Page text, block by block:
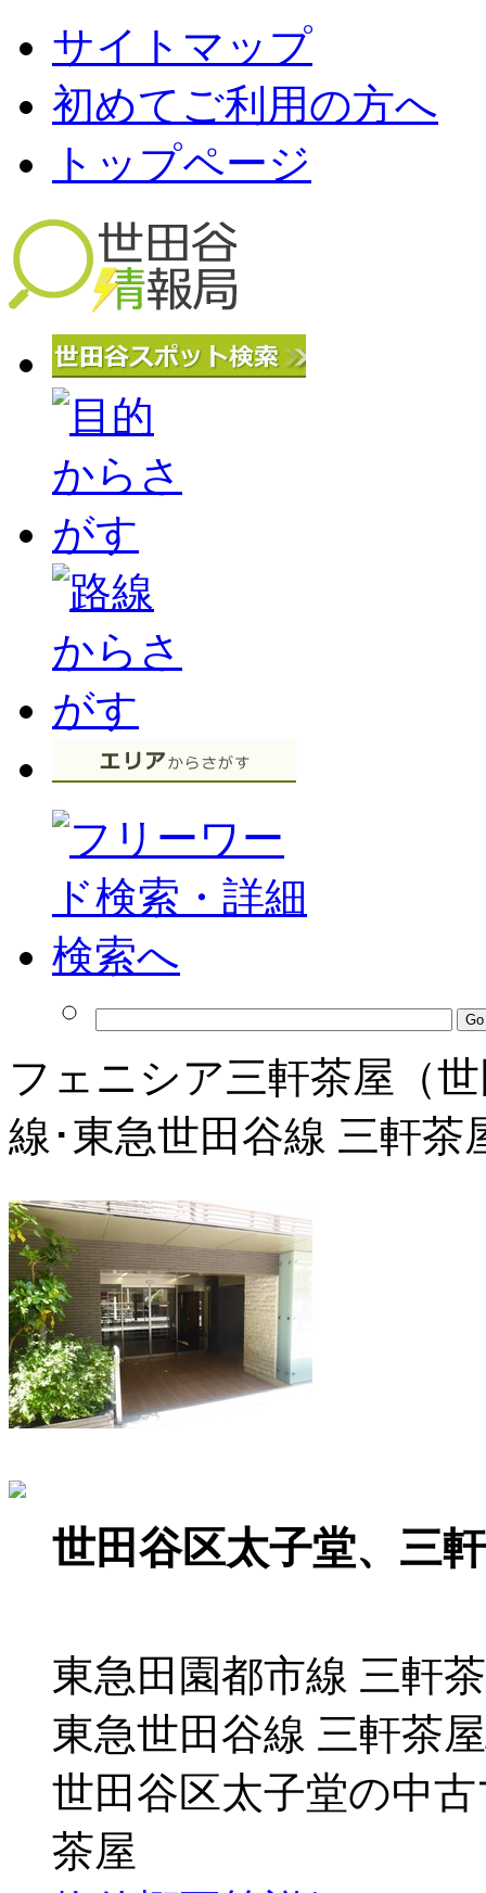
サイトマップ
初めてご利用の方へ
トップページ
フェニシア三軒茶屋（
線･東急世田谷線 三軒
世田谷区太子堂、三
東急田園都市線 三軒
東急世田谷線 三軒茶
世田谷区太子堂の中
茶屋